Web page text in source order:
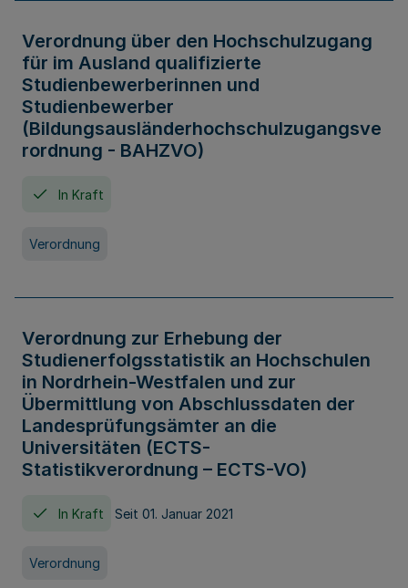
Verordnung über den Hochschulzugang
für im Ausland qualifizierte
Studienbewerberinnen und
Studienbewerber
(Bildungsausländerhochschulzugangsve
rordnung - BAHZVO)
In Kraft
Verordnung
Verordnung zur Erhebung der
Studienerfolgsstatistik an Hochschulen
in Nordrhein-Westfalen und zur
Übermittlung von Abschlussdaten der
Landesprüfungsämter an die
Universitäten (ECTS-
Statistikverordnung – ECTS-VO)
In Kraft Seit 01. Januar 2021
Verordnung